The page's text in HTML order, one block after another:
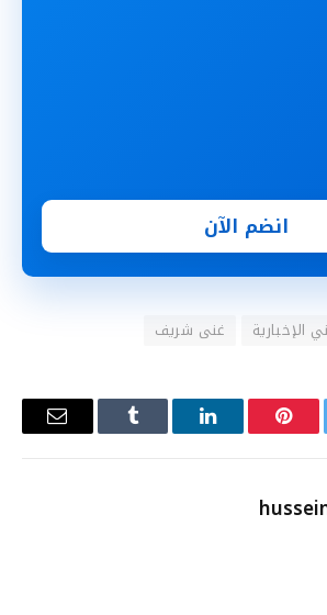
انضم الآن
الإخبارية غنى شريف
بينتيريستلينكدإن Tumblr
البريد